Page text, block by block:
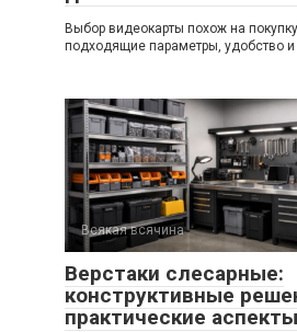
Выбор видеокарты похож на
подходящие параметры, удобство
Всякая всячина
Верстаки слесарные:
конструктивные
практические